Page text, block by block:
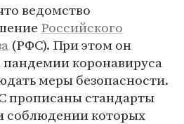
ведомство
Российского
(РФС). При этом он
пандемии коронавируса
меры безопасности.
прописаны стандарты
соблюдении которых